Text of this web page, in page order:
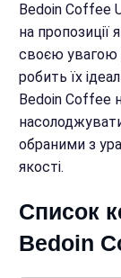
Bedoin Coffee
на пропозиції
своєю увагою
робить їх
Bedoin Coffee
обраними з
якості.
Список
Bedoin